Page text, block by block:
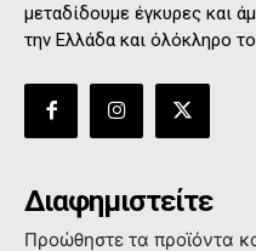
μεταδίδουμε έγκυρες και
την Ελλάδα και όλόκληρο
Διαφημιστείτε
Προώθηστε τα προϊόντα